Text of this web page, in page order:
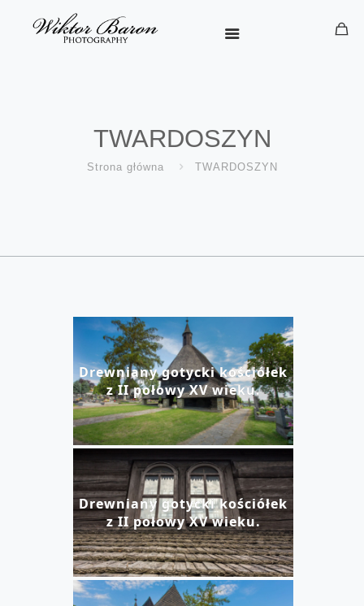
TWARDOSZYN
Strona główna TWARDOSZYN
Drewniany gotycki kościółek
z II połowy XV wieku.
Drewniany gotycki kościółek
z II połowy XV wieku.